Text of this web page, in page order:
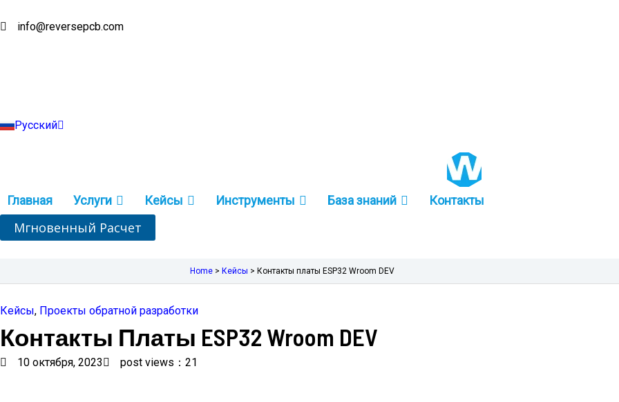
к
info@reversepcb.com
Русский
English
Indonesia
Главная Услуги Кейсы Инструменты База знаний Контакты
Мгновенный Расчет
Home > Кейсы > Контакты платы ESP32 Wroom DEV
Кейсы, Проекты обратной разработки
Контакты Платы ESP32 Wroom DEV
10 октября, 2023 post views：21